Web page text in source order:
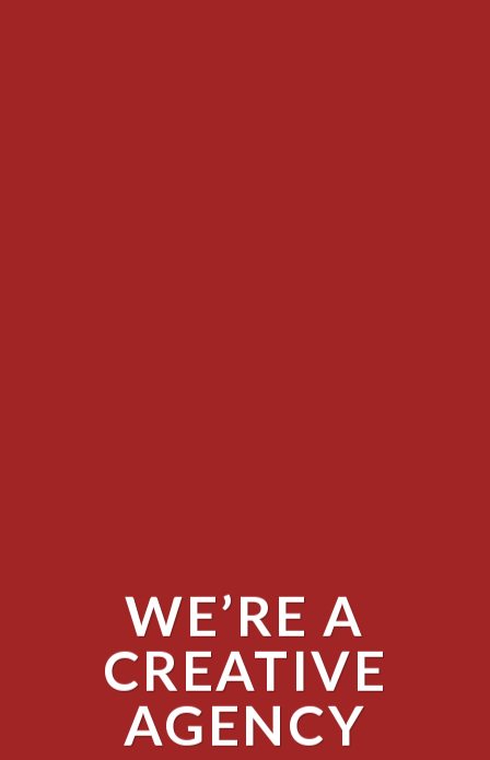
WE’RE A
CREATIVE
AGENCY